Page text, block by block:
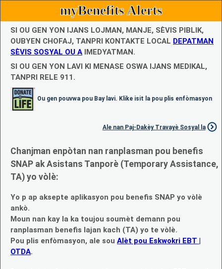
myBenefits Alerts
SI OU GEN YON IJANS LOJMAN, MANJE, SÈVIS PIBLIK,
OUBYEN CHOFAJ, TANPRI KONTAKTE LOCAL DEPATMAN
SÈVIS SOSYAL OU A IMEDYATMAN.
SI OU GEN YON LAVI KI MENASE OSWA IJANS MEDIKAL,
TANPRI RELE 911.
Ou gen pouvwa pou Bay lavi. Klike isit la pou plis enfòmasyon
Ale nan Paj-Dakèy Travayè Sosyal la
Chanjman enpòtan nan ranplasman pou benefis
SNAP ak Asistans Tanporè (Temporary Assistance,
TA) yo vòlè:
Yo p ap aksepte aplikasyon pou benefis SNAP yo vòlè
ankò.
Moun nan kay la ka toujou soumèt demann pou
ranplasman benefis lajan kach (TA) yo te vòlè.
Pou plis enfòmasyon, ale sou Alèt pou Eskwokri EBT |
OTDA.